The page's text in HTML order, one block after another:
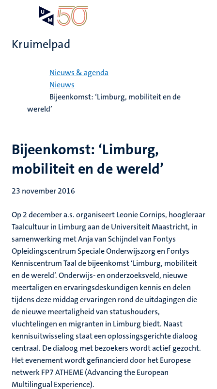
Kruimelpad
Nieuws & agenda
Nieuws
Bijeenkomst: ‘Limburg, mobiliteit en de
wereld’
Bijeenkomst: ‘Limburg,
mobiliteit en de wereld’
23 november 2016
Op 2 december a.s. organiseert Leonie Cornips, hoogleraar
Taalcultuur in Limburg aan de Universiteit Maastricht, in
samenwerking met Anja van Schijndel van Fontys
Opleidingscentrum Speciale Onderwijszorg en Fontys
Kenniscentrum Taal de bijeenkomst ‘Limburg, mobiliteit
en de wereld’. Onderwijs- en onderzoeksveld, nieuwe
meertaligen en ervaringsdeskundigen kennis en delen
tijdens deze middag ervaringen rond de uitdagingen die
de nieuwe meertaligheid van statushouders,
vluchtelingen en migranten in Limburg biedt. Naast
kennisuitwisseling staat een oplossingsgerichte dialoog
centraal. De dialoog met bezoekers wordt actief gezocht.
Het evenement wordt gefinancierd door het Europese
netwerk FP7 ATHEME (Advancing the European
Multilingual Experience).